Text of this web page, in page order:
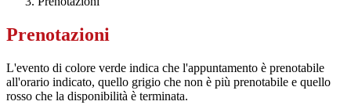
Prenotazioni
L'evento di colore verde indica che l'appuntamento è prenotabile
all'orario indicato, quello grigio che non è più prenotabile e quello
rosso che la disponibilità è terminata.